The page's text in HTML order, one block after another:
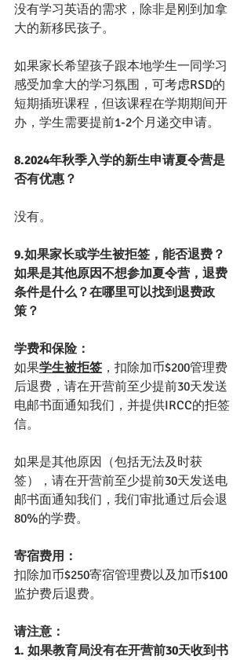
没有学习英语的需求，除非是刚到加拿
大的新移民孩子。
如果家长希望孩子跟本地学生一同学习
感受加拿大的学习氛围，可考虑RSD的
短期插班课程，但该课程在学期期间开
办，学生需要提前1-2个月递交申请。
8.2024年秋季入学的新生申请夏令营是
否有优惠？
没有。
9.如果家长或学生被拒签，能否退费？
如果是其他原因不想参加夏令营，退费
条件是什么？在哪里可以找到退费政
策？
学费和保险：
如果学生被拒签 ，扣除加币$200管理费
后退费，请在开营前至少提前30天发送
电邮书面通知我们，并提供IRCC的拒签
信。
如果是其他原因（包括无法及时获
签），请在开营前至少提前30天发送电
邮书面通知我们，我们审批通过后会退
80%的学费。
寄宿费用：
扣除加币$250寄宿管理费以及加币$100
监护费后退费。
请注意：
1. 如果教育局没有在开营前30天收到书